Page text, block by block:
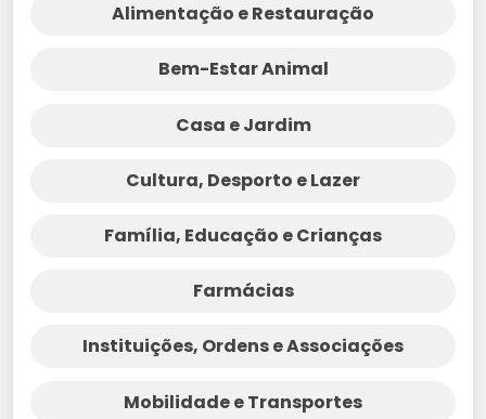
Alimentação e Restauração
Bem-Estar Animal
Casa e Jardim
Cultura, Desporto e Lazer
Família, Educação e Crianças
Farmácias
Instituições, Ordens e Associações
Mobilidade e Transportes